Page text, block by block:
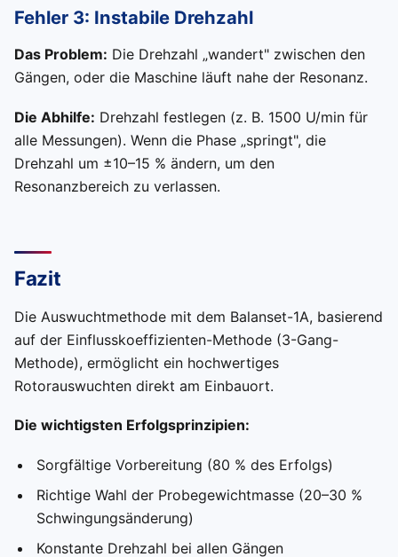
Fehler 3: Instabile Drehzahl
Das Problem: Die Drehzahl „wandert" zwischen den
Gängen, oder die Maschine läuft nahe der Resonanz.
Die Abhilfe: Drehzahl festlegen (z. B. 1500 U/min für
alle Messungen). Wenn die Phase „springt", die
Drehzahl um ±10–15 % ändern, um den
Resonanzbereich zu verlassen.
Fazit
Die Auswuchtmethode mit dem Balanset-1A, basierend
auf der Einflusskoeffizienten-Methode (3-Gang-
Methode), ermöglicht ein hochwertiges
Rotorauswuchten direkt am Einbauort.
Die wichtigsten Erfolgsprinzipien:
Sorgfältige Vorbereitung (80 % des Erfolgs)
Richtige Wahl der Probegewichtmasse (20–30 %
Schwingungsänderung)
Konstante Drehzahl bei allen Gängen